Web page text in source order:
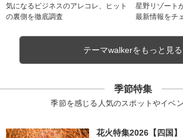
気になるビジネスのアレコレ、ヒット
の裏側を徹底調査
星野リゾート
最新情報をチ
テーマwalkerをもっと見る
季節特集
季節を感じる人気のスポットやイベ
花火特集2026【四国】